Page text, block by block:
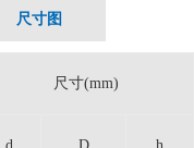
尺寸图
尺寸(mm)